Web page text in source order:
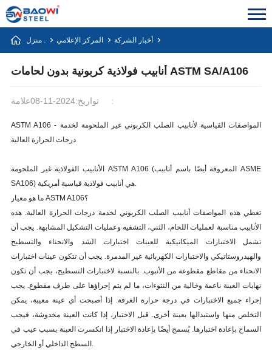
منزل . المركز الإعلامي أخبار الشركة
أنابيب فولاذية كربونية بدون لحامات ASTM SA/A106
تواريخ:2024-11-08 علامة:
ASTM A106 - المواصفات القياسية لأنابيب الصلب الكربوني غير الملحومة لخدمة
درجات الحرارة العالية
الأنابيب الفولاذية غير الملحومة ASTM A106 (المعروفة أيضًا باسم أنابيب ASME
SA106) هي أنابيب فولاذية قياسية أمريكية.
ما هو معيار ASTM A106؟
تغطي هذه المواصفات أنابيب الصلب الكربوني لخدمة درجات الحرارة العالية. هذه
الأنابيب مناسبة لعمليات اللحام، الثني، التشفيه وعمليات التشكيل المشابهة. يجب أن
تشمل الاختبارات الميكانيكية للعينات اختبارات الشد والانحناء والتسطيح
والهيدروستاتيكي والاختبارات الكهربائية غير المدمرة. يجب أن تتكون عينات اختبارات
الانحناء من مقاطع مقطوعة من الأنبوب. بالنسبة لاختبارات التسطيح، يجب أن تكون
نهايات العينة ناعمة وخالية من النتوءات، ما لم يتم إجراؤها على طرف مقطوع. يجب
إجراء جميع الاختبارات في درجة حرارة الغرفة. إذا أصبحت أي عينة معيبة، يمكن
التخلص منها واستبدالها بعينة أخرى. قبل الاختبار، إذا كانت العينة مخدوشة، فيجب
السماح بإعادة اختبارها. يُسمح أيضًا بإعادة الاختبار إذا انكسرت العينة بسبب عيب في
السطح الداخلي أو الخارجي.